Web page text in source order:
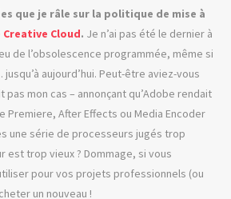
que je râle sur la politique de mise à
Creative Cloud. Je n’ai pas été le dernier à
de l’obsolescence programmée, même si
aujourd’hui. Peut-être aviez-vous
pas mon cas – annonçant qu’Adobe rendait
Premiere, After Effects ou Media Encoder
une série de processeurs jugés trop
est trop vieux ? Dommage, si vous
pour vos projets professionnels (ou
un nouveau !